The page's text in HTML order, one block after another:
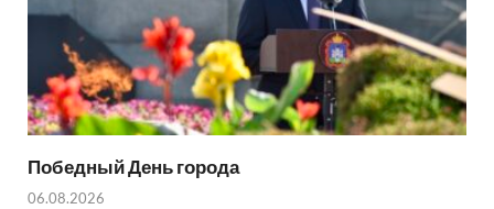
Победный День города
06.08.2026